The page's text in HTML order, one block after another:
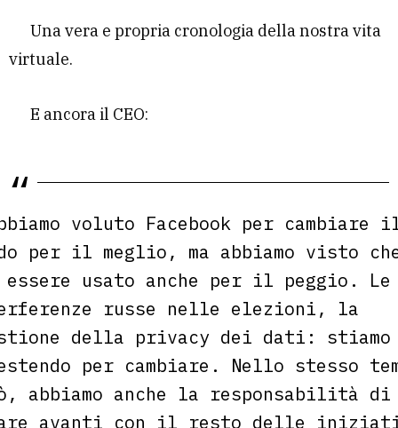
Una vera e propria cronologia della nostra vita
virtuale.
E ancora il CEO:
voluto Facebook per cambiare
per il meglio, ma abbiamo visto
essere usato anche per il peggio. Le
russe nelle elezioni, la
della privacy dei dati: stiamo
per cambiare. Nello stesso
abbiamo anche la responsabilità di
avanti con il resto delle